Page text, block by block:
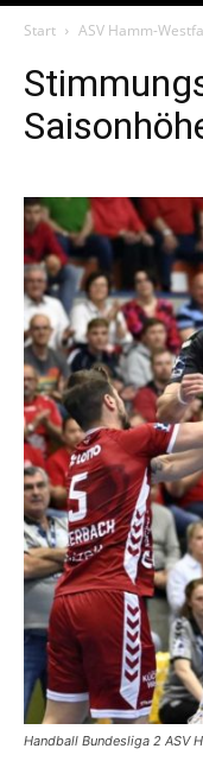
Start ASV Hamm-
Handball Bundesliga 2 ASV